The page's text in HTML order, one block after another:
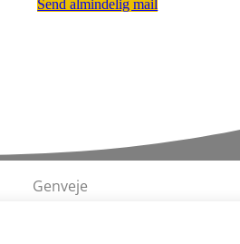
Send almindelig mail
Genveje